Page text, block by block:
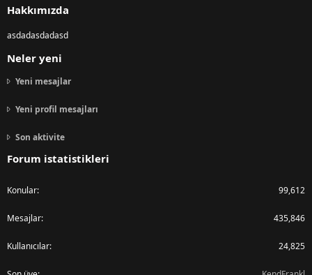
Hakkımızda
asdadasdadasd
Neler yeni
Yeni mesajlar
Yeni profil mesajları
Son aktivite
Forum istatistikleri
Konular 99,612
Mesajlar 435,846
Kullanıcılar 24,825